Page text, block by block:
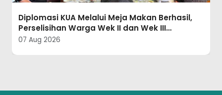
Gebermas Jadi Aksi Nyata ASN KUA Tanah
Putih Sambut HUT Ke-81 RI
07 Aug 2026